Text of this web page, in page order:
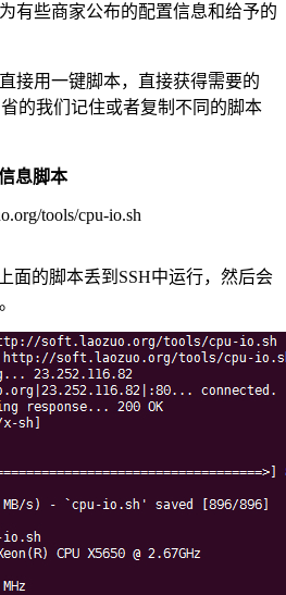
有些商家公布的配置信息和给予的
接用一键脚本，直接获得需要的
的我们记住或者复制不同的脚本
息脚本
tools/cpu-io.sh
面的脚本丢到SSH中运行，然后会